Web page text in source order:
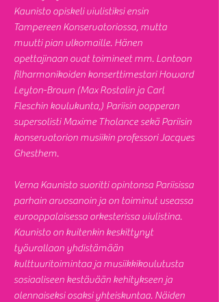
Kaunisto opiskeli viulistiksi ensin
Tampereen Konservatoriossa, mutta
muutti pian ulkomaille. Hänen
opettajinaan ovat toimineet mm. Lontoon
filharmonikoiden konserttimestari Howard
Leyton-Brown (Max Rostalin ja Carl
Fleschin koulukunta,) Pariisin oopperan
supersolisti Maxime Tholance sekä Pariisin
konservatorion musiikin professori Jacques
Ghesthem.
Verna Kaunisto suoritti opintonsa Pariisissa
parhain arvosanoin ja on toiminut useassa
eurooppalaisessa orkesterissa viulistina.
Kaunisto on kuitenkin keskittynyt
työurallaan yhdistämään
kulttuuritoimintaa ja musiikkikoulutusta
sosiaaliseen kestävään kehitykseen ja
olennaiseksi osaksi yhteiskuntaa. Näiden